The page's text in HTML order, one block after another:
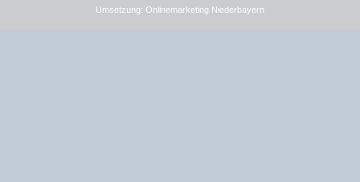
Umsetzung: Onlinemarketing Niederbayern